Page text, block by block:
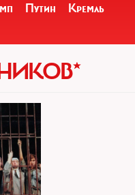
Путин
Кремль